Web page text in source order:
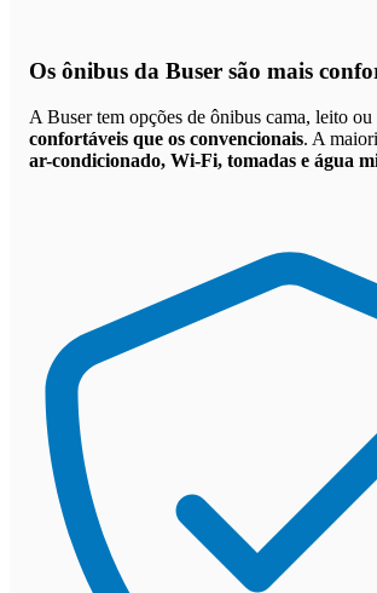
Os ônibus da Buser são mais
A Buser tem opções de ônibus cama, leito
confortáveis que os convencionais. A
ar-condicionado, Wi-Fi, tomadas e água